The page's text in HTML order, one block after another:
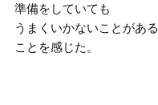
準備をしていても
うまくいかないことがある
ことを感じた。